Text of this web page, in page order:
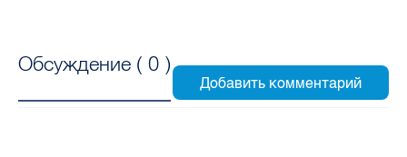
Обсуждение ( 0 )